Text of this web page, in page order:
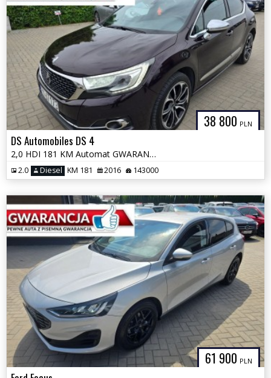
38 800 PLN
DS Automobiles DS 4
2,0 HDI 181 KM Automat GWARANCJA Zamiana Zarejestrowany
2.0 Diesel KM 181 2016 143000
61 900 PLN